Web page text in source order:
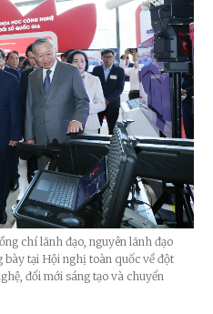
chí lãnh đạo, nguyên lãnh đạo
tại Hội nghị toàn quốc về đột
đổi mới sáng tạo và chuyển